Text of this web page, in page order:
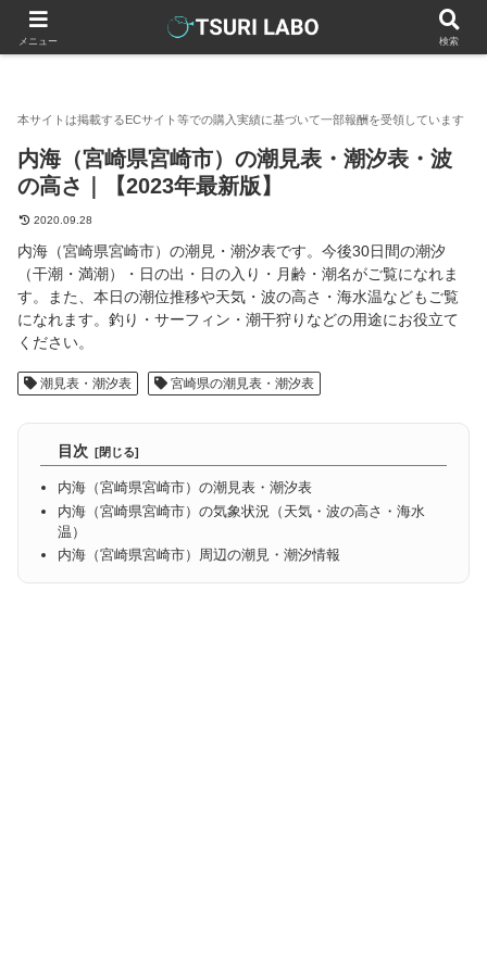
釣りラボマガジン 全国の潮見表・潮汐表 宮崎県の潮見表・潮
内海（宮崎県宮崎市）の潮見表・潮汐表・波
の高さ｜【2023年最新版】
2020.09.28
内海（宮崎県宮崎市）の潮見・潮汐表です。今後30日間の潮汐
（干潮・満潮）・日の出・日の入り・月齢・潮名がご覧になれま
す。また、本日の潮位推移や天気・波の高さ・海水温などもご覧
になれます。釣り・サーフィン・潮干狩りなどの用途にお役立て
ください。
潮見表・潮汐表 宮崎県の潮見表・潮汐表
目次
内海（宮崎県宮崎市）の潮見表・潮汐表
内海（宮崎県宮崎市）の気象状況（天気・波の高さ・海水
温）
内海（宮崎県宮崎市）周辺の潮見・潮汐情報
メニュー 検索